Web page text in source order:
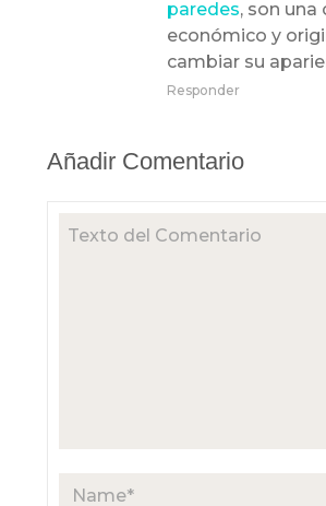
paredes, son una
económico y
cambiar su
Responder
Añadir Comentario